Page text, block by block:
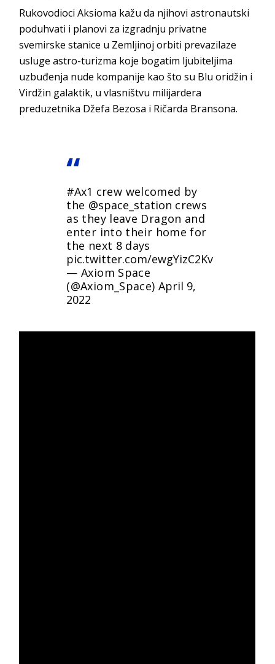
Rukovodioci Aksioma kažu da njihovi astronautski
poduhvati i planovi za izgradnju privatne
svemirske stanice u Zemljinoj orbiti prevazilaze
usluge astro-turizma koje bogatim ljubiteljima
uzbuđenja nude kompanije kao što su Blu oridžin i
Virdžin galaktik, u vlasništvu milijardera
preduzetnika Džefa Bezosa i Ričarda Bransona.
#Ax1 crew welcomed by
the @space_station crews
as they leave Dragon and
enter into their home for
the next 8 days
pic.twitter.com/ewgYizC2Kv
— Axiom Space
(@Axiom_Space) April 9,
2022